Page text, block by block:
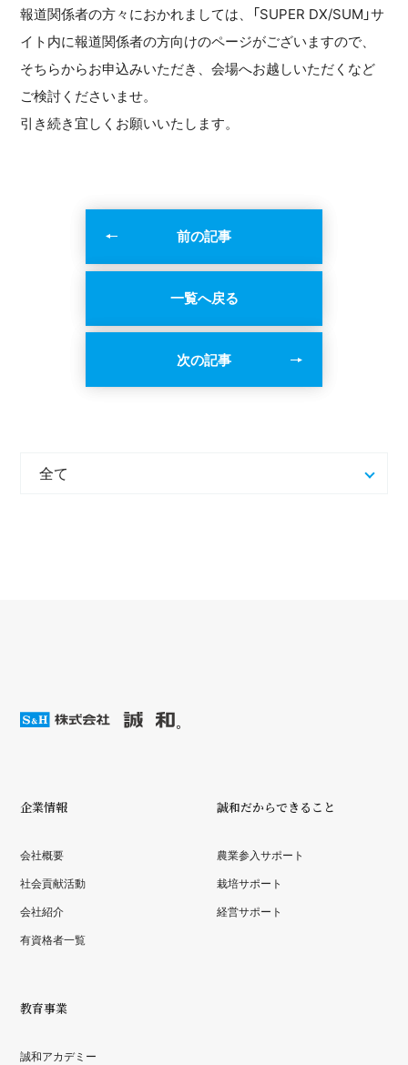
報道関係者の方々におかれましては、「SUPER DX/SUM」サ
イト内に報道関係者の方向けのページがございますので、
そちらからお申込みいただき、会場へお越しいただくなど
ご検討くださいませ。
引き続き宜しくお願いいたします。
前の記事
一覧へ戻る
次の記事
企業情報
会社概要
社会貢献活動
会社紹介
有資格者一覧
誠和だからできること
農業参入サポート
栽培サポート
経営サポート
教育事業
誠和アカデミー